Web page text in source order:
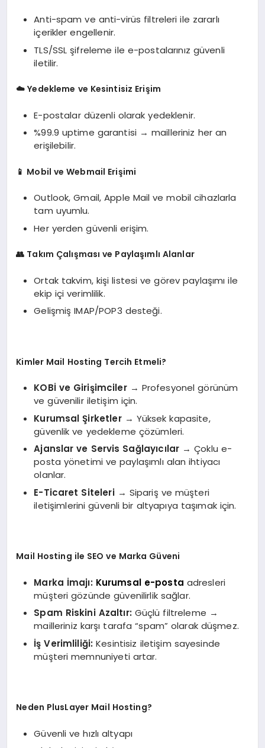
Anti-spam ve anti-virüs filtreleri ile zararlı
içerikler engellenir.
TLS/SSL şifreleme ile e-postalarınız güvenli
iletilir.
☁️ Yedekleme ve Kesintisiz Erişim
E-postalar düzenli olarak yedeklenir.
%99.9 uptime garantisi → mailleriniz her an
erişilebilir.
📱 Mobil ve Webmail Erişimi
Outlook, Gmail, Apple Mail ve mobil cihazlarla
tam uyumlu.
Her yerden güvenli erişim.
👥 Takım Çalışması ve Paylaşımlı Alanlar
Ortak takvim, kişi listesi ve görev paylaşımı ile
ekip içi verimlilik.
Gelişmiş IMAP/POP3 desteği.
Kimler Mail Hosting Tercih Etmeli?
KOBİ ve Girişimciler→ Profesyonel görünüm
ve güvenilir iletişim için.
Kurumsal Şirketler→ Yüksek kapasite,
güvenlik ve yedekleme çözümleri.
Ajanslar ve Servis Sağlayıcılar → Çoklu e-
posta yönetimi ve paylaşımlı alan ihtiyacı
olanlar.
E-Ticaret Siteleri→ Sipariş ve müşteri
iletişimlerini güvenli bir altyapıya taşımak için.
Mail Hosting ile SEO ve Marka Güveni
Marka İmajı: Kurumsal e-posta adresleri
müşteri gözünde güvenilirlik sağlar.
Spam Riskini Azaltır: Güçlü filtreleme →
mailleriniz karşı tarafa “spam” olarak düşmez.
İş Verimliliği: Kesintisiz iletişim sayesinde
müşteri memnuniyeti artar.
Neden PlusLayer Mail Hosting?
Güvenli ve hızlı altyapı